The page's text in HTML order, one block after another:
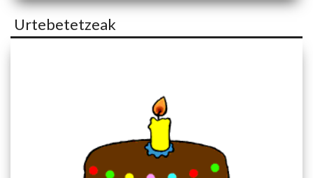
Urtebetetzeak